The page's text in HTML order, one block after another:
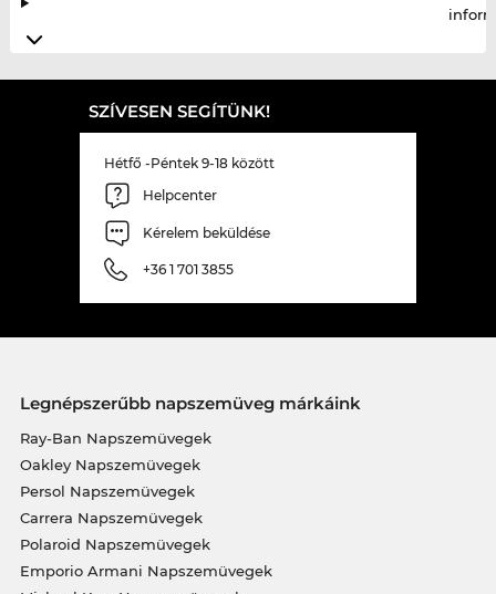
SZÍVESEN SEGÍTÜNK!
Hétfő -Péntek 9-18 között
Helpcenter
Kérelem beküldése
+36 1 701 3855
Legnépszerűbb napszemüveg márkáink
Ray-Ban Napszemüvegek
Oakley Napszemüvegek
Persol Napszemüvegek
Carrera Napszemüvegek
Polaroid Napszemüvegek
Emporio Armani Napszemüvegek